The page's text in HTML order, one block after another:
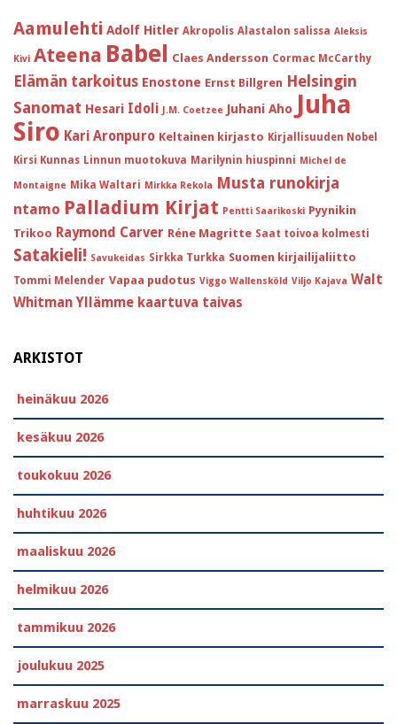
Aamulehti Adolf Hitler Akropolis Alastalon salissa Aleksis
Kivi Ateena Babel Claes Andersson Cormac McCarthy
Elämän tarkoitus Enostone Ernst Billgren Helsingin
Sanomat Hesari Idoli J.M. Coetzee Juhani Aho Juha
Siro Kari Aronpuro Keltainen kirjasto Kirjallisuuden Nobel
Kirsi Kunnas Linnun muotokuva Marilynin hiuspinni Michel de
Montaigne Mika Waltari Mirkka Rekola Musta runokirja
ntamo Palladium Kirjat Pentti Saarikoski Pyynikin
Trikoo Raymond Carver Réne Magritte Saat toivoa kolmesti
Satakieli! Savukeidas Sirkka Turkka Suomen kirjailijaliitto
Tommi Melender Vapaa pudotus Viggo Wallensköld Viljo Kajava Walt
Whitman Yllämme kaartuva taivas
ARKISTOT
heinäkuu 2026
kesäkuu 2026
toukokuu 2026
huhtikuu 2026
maaliskuu 2026
helmikuu 2026
tammikuu 2026
joulukuu 2025
marraskuu 2025